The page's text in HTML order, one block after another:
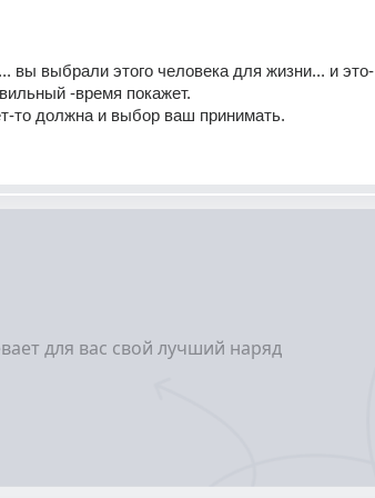
вы выбрали этого человека для жизни... и
-время покажет.
то должна и выбор ваш принимать.